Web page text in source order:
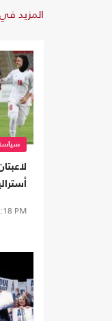
المزيد
PM